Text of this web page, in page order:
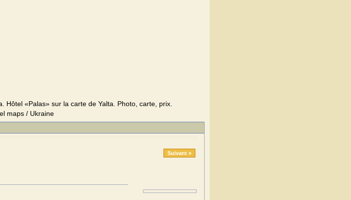
Hôtel «Palas» sur la carte de Yalta. Photo, carte, prix.
maps / Ukraine
Suivant »